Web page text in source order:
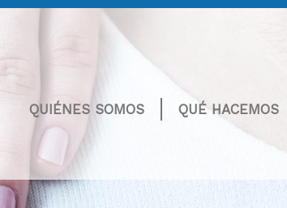
QUIÉNES SOMOS QUÉ HACEMOS